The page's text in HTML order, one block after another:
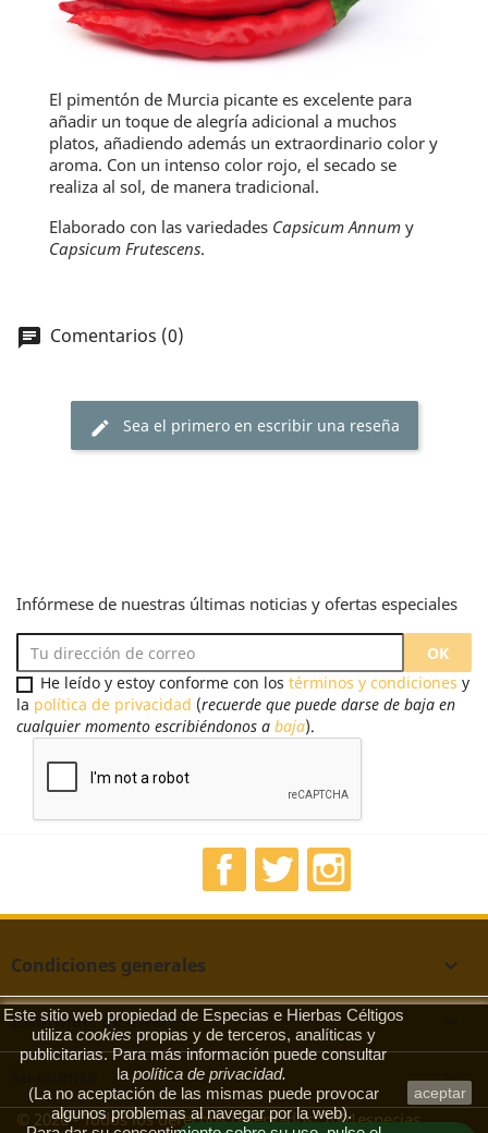
El pimentón de Murcia picante es excelente para
añadir un toque de alegría adicional a muchos
platos, añadiendo además un extraordinario color y
aroma. Con un intenso color rojo, el secado se
realiza al sol, de manera tradicional.
Elaborado con las variedades Capsicum Annum y
Capsicum Frutescens.
chat Comentarios (0)
edit Sea el primero en escribir una reseña
Infórmese de nuestras últimas noticias y ofertas especiales
He leído y estoy conforme con los términos y condiciones y
la política de privacidad (recuerde que puede darse de baja en
cualquier momento escribiéndonos a baja).
FacebookTwitter
Condiciones generales 
Informac. de interés

Este sitio web propiedad de Especias e Hierbas Céltigos
utiliza cookies propias y de terceros, analíticas y
publicitarias. Para más información puede consultar
la política de privacidad.
(La no aceptación de las mismas puede provocar
algunos problemas al navegar por la web).
aceptar
© 2026 - Todos los derechos reservados. 1001especias